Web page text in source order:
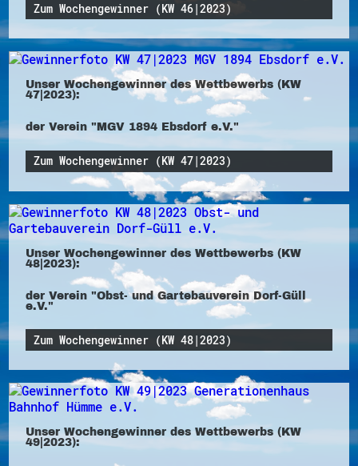
Zum Wochengewinner (KW 46|2023)
Unser Wochengewinner des Wettbewerbs (KW
47|2023):
der Verein "MGV 1894 Ebsdorf e.V."
Zum Wochengewinner (KW 47|2023)
Unser Wochengewinner des Wettbewerbs (KW
48|2023):
der Verein "Obst- und Gartebauverein Dorf-Güll
e.V."
Zum Wochengewinner (KW 48|2023)
Unser Wochengewinner des Wettbewerbs (KW
49|2023):